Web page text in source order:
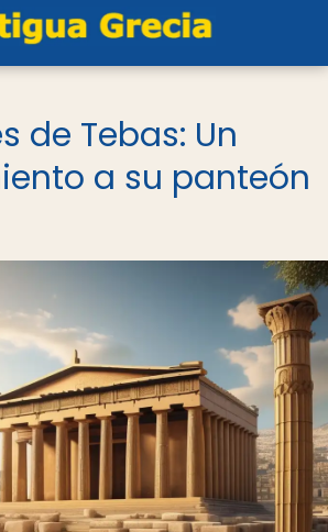
de Tebas: Un
a su panteón